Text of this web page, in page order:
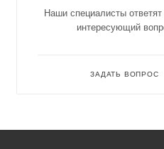
Наши специалисты
интересующий
ЗАДАТЬ ВОПРОС